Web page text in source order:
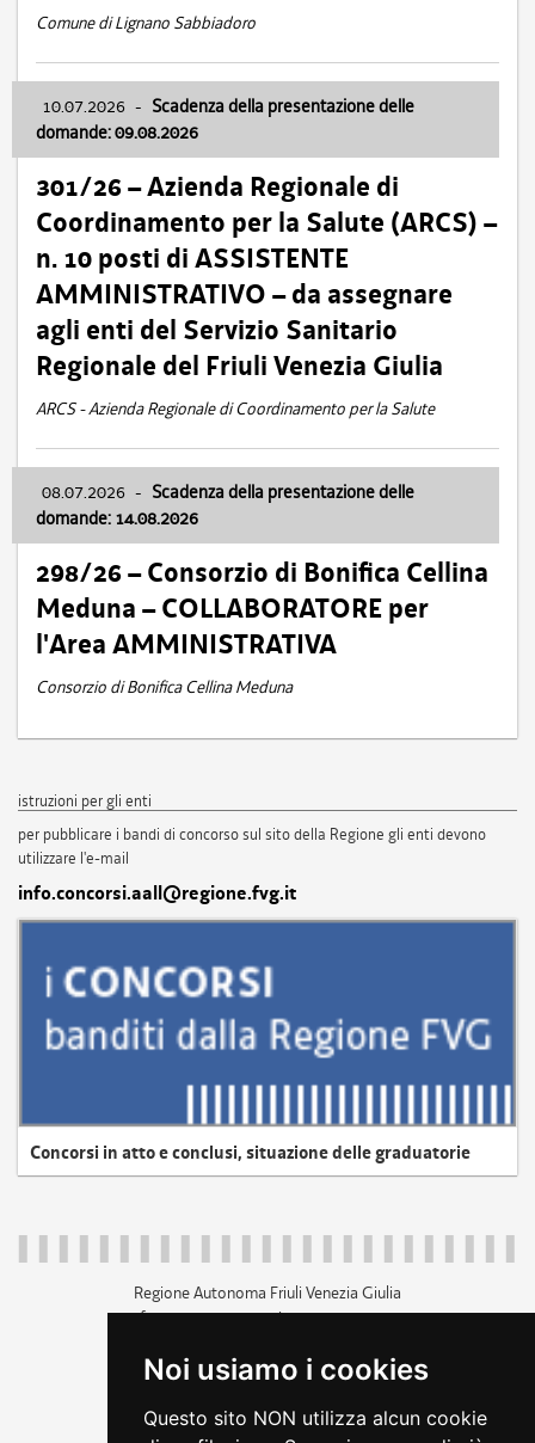
Noi usiamo i cookies
Questo sito NON utilizza alcun cookie
Comune di Lignano Sabbiadoro
10.07.2026 - Scadenza della presentazione delle
domande: 09.08.2026
301/26 – Azienda Regionale di
Coordinamento per la Salute (ARCS) –
n. 10 posti di ASSISTENTE
AMMINISTRATIVO – da assegnare
agli enti del Servizio Sanitario
Regionale del Friuli Venezia Giulia
ARCS - Azienda Regionale di Coordinamento per la Salute
08.07.2026 - Scadenza della presentazione delle
domande: 14.08.2026
298/26 – Consorzio di Bonifica Cellina
Meduna – COLLABORATORE per
l'Area AMMINISTRATIVA
Consorzio di Bonifica Cellina Meduna
istruzioni per gli enti
per pubblicare i bandi di concorso sul sito della Regione gli enti devono
utilizzare l'e-mail
info.concorsi.aall@regione.fvg.it
Concorsi in atto e conclusi, situazione delle graduatorie
Regione Autonoma Friuli Venezia Giulia
c.f. 80014930327; p.iva 00526040324
+39 040 3771111